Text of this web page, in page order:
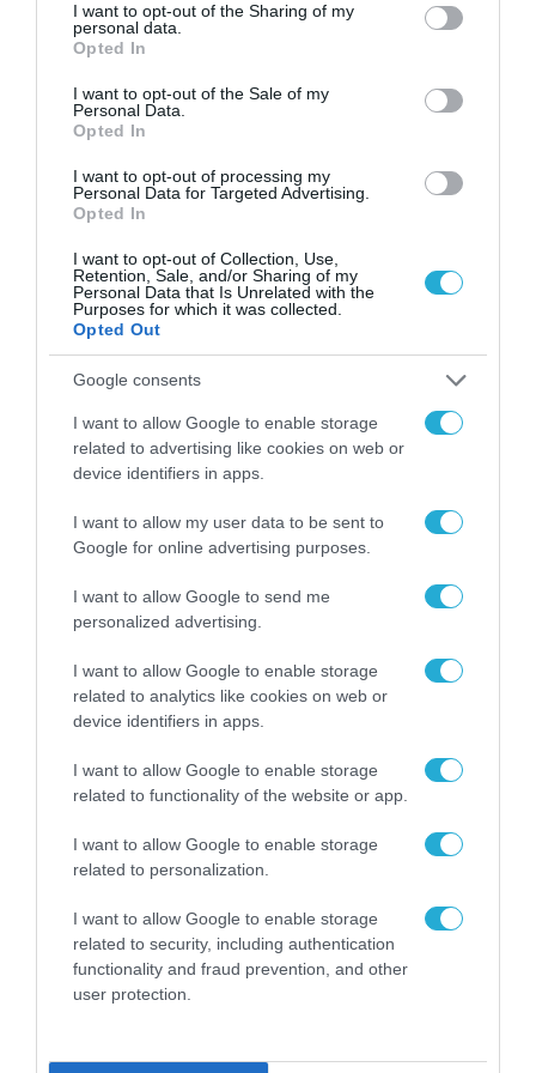
not limited to your visit or usage behaviour. You may click to
grant or deny consent to Google and its third-party tags to
use your data for below specified purposes in below Google
consent section.
I want to opt-out of the Sharing of my
personal data.
Opted In
I want to opt-out of the Sale of my
Personal Data.
Opted In
I want to opt-out of processing my
Personal Data for Targeted Advertising.
Opted In
I want to opt-out of Collection, Use,
Retention, Sale, and/or Sharing of my
Personal Data that Is Unrelated with the
Purposes for which it was collected.
Opted Out
Google consents
I want to allow Google to enable storage
related to advertising like cookies on web or
device identifiers in apps.
I want to allow my user data to be sent to
Google for online advertising purposes.
I want to allow Google to send me
personalized advertising.
I want to allow Google to enable storage
related to analytics like cookies on web or
device identifiers in apps.
I want to allow Google to enable storage
related to functionality of the website or app.
I want to allow Google to enable storage
related to personalization.
I want to allow Google to enable storage
related to security, including authentication
functionality and fraud prevention, and other
user protection.
δώσει ελπίδα για την επόμενη μέρα».
Η δωρεά αυτή, είναι μια πράξη έμπρακτης
στήριξης και αναγνώρισης στον αγώνα που
δίνουν καθημερινά οι άνθρωποι του
Νοσοκομείου Αγία Βαρβάρα για τη
σεβασμό και ευαισθησία, η LG Electronics
Hellas συνεχίζει να στηρίζει πρωτοβουλίες
που στόχο έχουν την επίλυση σημαντικών
προβλημάτων που απασχολούν την Ελληνική
κοινωνία.
LG ΚΟΡΟΝΟΪΟΣ